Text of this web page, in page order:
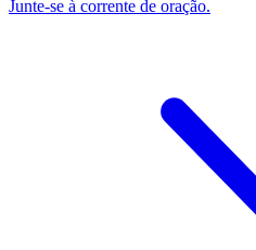
Junte-se à corrente de oração.